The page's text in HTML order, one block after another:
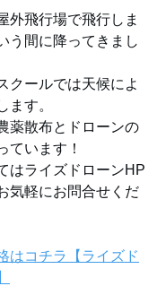
外飛行場で飛行しま
う間に降ってきまし
クールでは天候によ
ます。
薬散布とドローンの
ています！
はライズドローンHP
気軽にお問合せくだ
はコチラ【ライズド